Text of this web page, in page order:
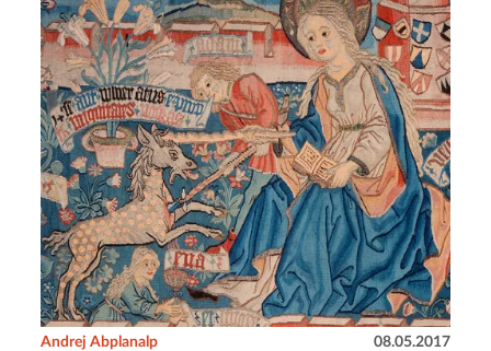
Andrej Abplanalp 08.05.2017